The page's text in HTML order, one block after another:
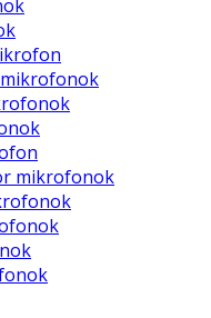
mikrofonok